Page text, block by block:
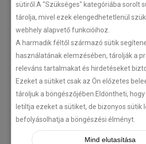
sütiről.A "Szükséges" kategóriába sorolt
tárolja, mivel ezek elengedhetetlenül
webhely alapvető funkcióihoz.
A harmadik féltől származó sütik
használatának elemzésében, tárolják a
releváns tartalmakat és hirdetéseket
Ezeket a sütiket csak az Ön előzetes
tároljuk a böngészőjében.Eldöntheti,
letiltja ezeket a sütiket, de bizonyos sütik
befolyásolhatja a böngészési élményt.
Mind elutasítása